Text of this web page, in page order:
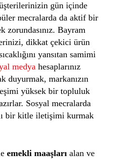
gün içinde
mecralarda da aktif bir
zorundasınız. Bayram
dikkat çekici ürün
yansıtan samimi
medyahesaplarınız
duyurmak, markanızın
yüksek bir topluluk
Sosyal mecralarda
bir kitle iletişimi kurmak
emekli maaşlarıalan ve